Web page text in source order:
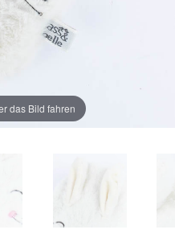
das Bild fahren